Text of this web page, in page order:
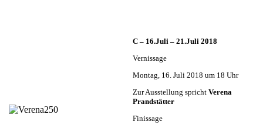
C – 16.Juli – 21.Juli 2018
Vernissage
Montag, 16. Juli 2018 um 18 Uhr
Zur Ausstellung spricht Verena
Prandstätter
Finissage